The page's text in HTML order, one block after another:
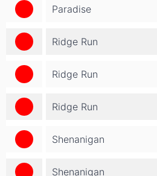
Paradise
Ridge Run
Ridge Run
Ridge Run
Shenanigan
Shenanigan